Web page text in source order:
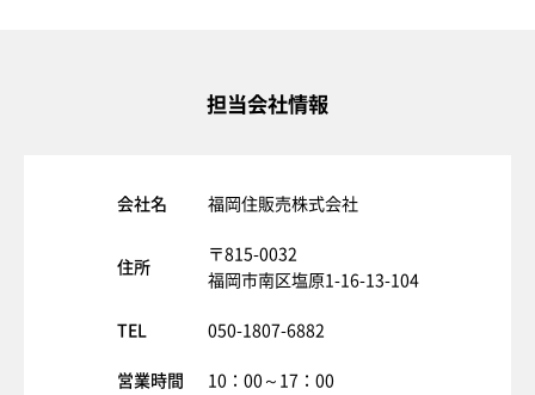
担当会社情報
会社名 福岡住販売株式会社
住所
〒815-0032
福岡市南区塩原1-16-13-104
TEL
050-1807-6882
営業時間
10：00～17：00